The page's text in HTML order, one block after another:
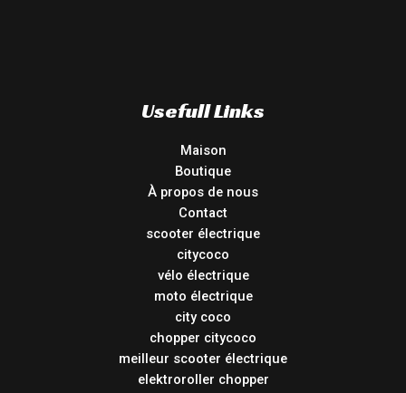
Usefull Links
Maison
Boutique
À propos de nous
Contact
scooter électrique
citycoco
vélo électrique
moto électrique
city coco
chopper citycoco
meilleur scooter électrique
elektroroller chopper